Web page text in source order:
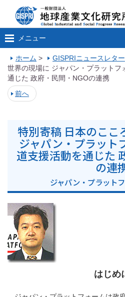
メニュー
ホーム > GISPRIニュースレター
世界の現場に ジャパン・プラットフ
通じた 政府・民間・NGOの連携
前へ
特別寄稿 日本のここ
ジャパン・プラット
道支援活動を通じた
の連
ジャパン・プラット
はじめ